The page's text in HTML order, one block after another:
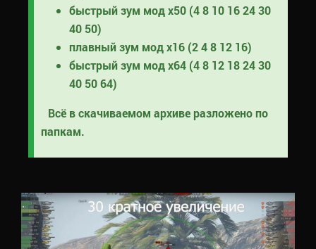
быстрый зум мод х50 (4 8 10 16 24 30
40 50)
плавный зум мод х16 (2 4 8 12 16)
быстрыйзум мод х64 (4 8 12 18 24 30
40 50 64)
Всё в скачиваемом архиве разложено по
папкам.